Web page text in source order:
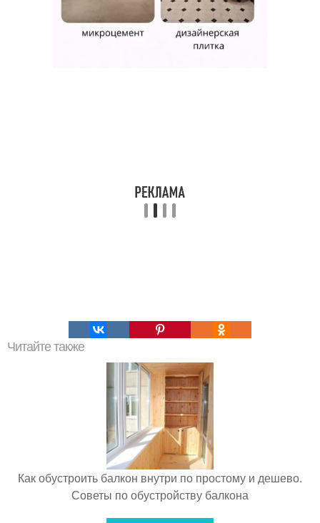
Читайте также
Как обустроить балкон внутри по простому и дешево.
Советы по обустройству балкона